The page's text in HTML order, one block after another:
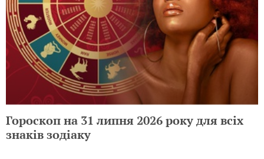
Гороскоп на 31 липня 2026 року для всіх
знаків зодіаку